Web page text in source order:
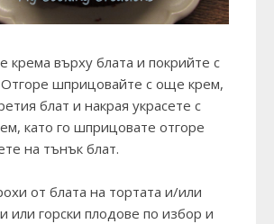
крема върху блата и покрийте с
Отгоре шприцовайте с още крем,
блат и накрая украсете с
като го шприцовате отгоре
на тънък блат.
от блата на тортата и/или
или горски плодове по избор и